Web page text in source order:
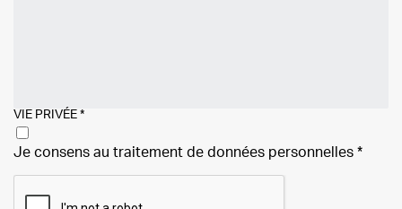
VIE PRIVÉE *
Je consens au traitement de données personnelles *